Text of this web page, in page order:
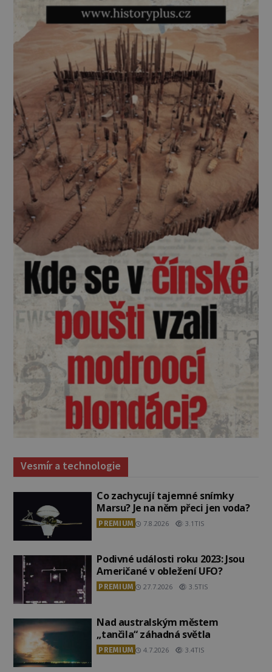
Vesmír a technologie
Co zachycují tajemné snímky
Marsu? Je na něm přeci jen voda?
PREMIUM 7.8.2026 3.1TIS
Podivné události roku 2023: Jsou
Američané v obležení UFO?
PREMIUM 27.7.2026 3.5TIS
Nad australským městem
„tančila“ záhadná světla
PREMIUM 4.7.2026 3.4TIS